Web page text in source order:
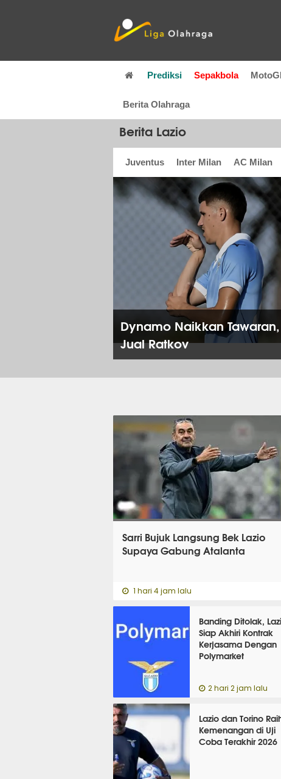
Prediksi Sepakbola
Berita Olahraga
Berita Lazio
Juventus Inter Milan AC Milan
Dynamo Naikkan
Jual Ratkov
Sarri Bujuk Langsung Bek Lazio
Supaya Gabung Atalanta
1 hari 4 jam lalu
Banding Ditolak,
Siap Akhiri Kontrak
Kerjasama Dengan
Polymarket
2 hari 2 jam lalu
Lazio dan Torino
Kemenangan di Uji
Coba Terakhir 2026